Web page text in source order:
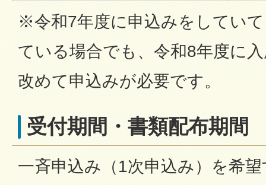
※令和7年度に申込みをしてい
ている場合でも、令和8年度に
改めて申込みが必要です。
受付期間・書類配布期間
一斉申込み（1次申込み）を希